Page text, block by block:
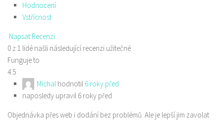
Hodnocení
Vstřícnost
Napsat Recenzi
0 z 1 lidé našli následující recenzi užitečné
Funguje to
4.5
Michal hodnotil 6 roky před
naposledy upravil 6 roky před
Objednávka přes web i dodání bez problémů. Ale je lepší jim zavolat